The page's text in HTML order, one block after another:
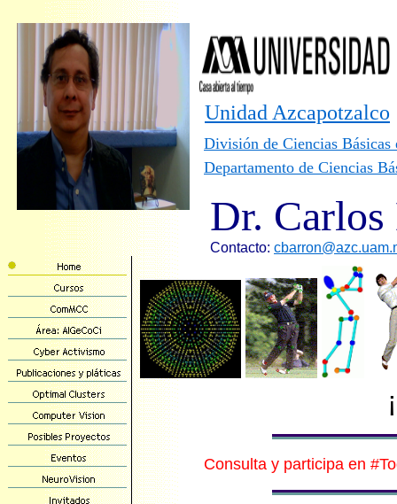
Unidad Azcapotzalco
División de Ciencias Básicas
Departamento de Ciencias
Dr.
Contacto: cbarron@
¡
Consulta y participa en #